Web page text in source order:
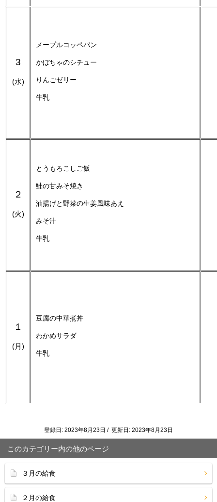
3
(水)
メープルコッペパン
かぼちゃのシチュー
りんごゼリー
牛乳
２
(火)
とうもろこしご飯
鮭の甘みそ焼き
油揚げと野菜の生姜風味あえ
みそ汁
牛乳
１
(月)
豆腐の中華煮丼
わかめサラダ
牛乳
登録日: 2023年8月23日 / 更新日: 2023年8月23日
このカテゴリー内の他のページ
３月の給食
２月の給食